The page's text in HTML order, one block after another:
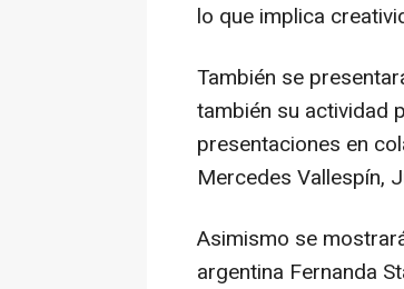
lo que implica
También se
también su actividad
presentaciones en
Mercedes Vallespín,
Asimismo se
argentina Fernanda